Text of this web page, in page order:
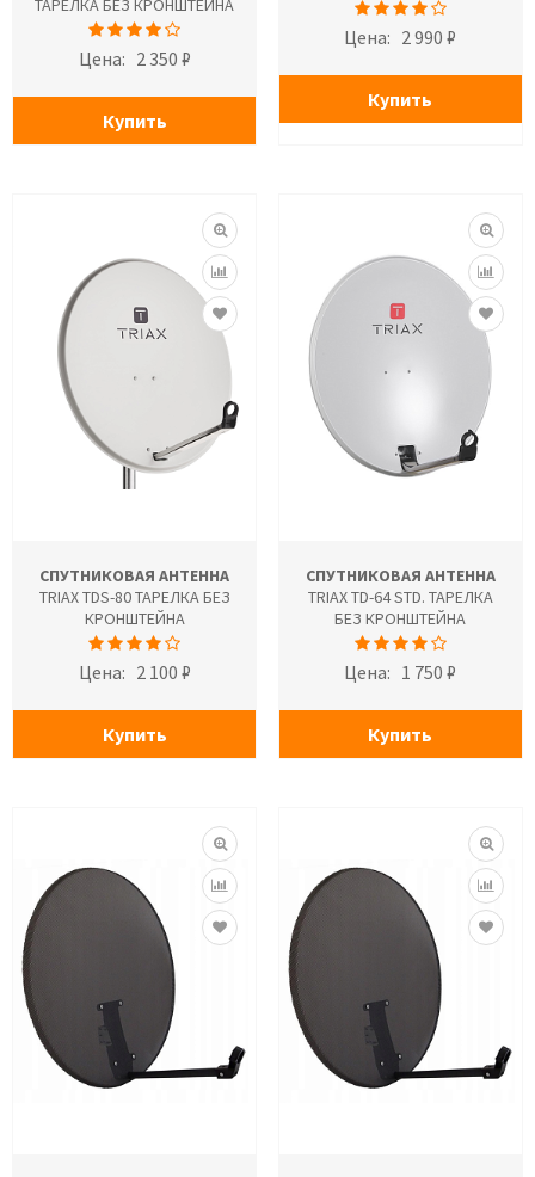
ТАРЕЛКА БЕЗ КРОНШТЕЙНА
Цена: 2 350 ₽
Купить
Цена: 2 990 ₽
Купить
СПУТНИКОВАЯ АНТЕННА
TRIAX TDS-80 ТАРЕЛКА БЕЗ
КРОНШТЕЙНА
Цена: 2 100 ₽
Купить
СПУТНИКОВАЯ АНТЕННА
TRIAX TD-64 STD. ТАРЕЛКА
БЕЗ КРОНШТЕЙНА
Цена: 1 750 ₽
Купить